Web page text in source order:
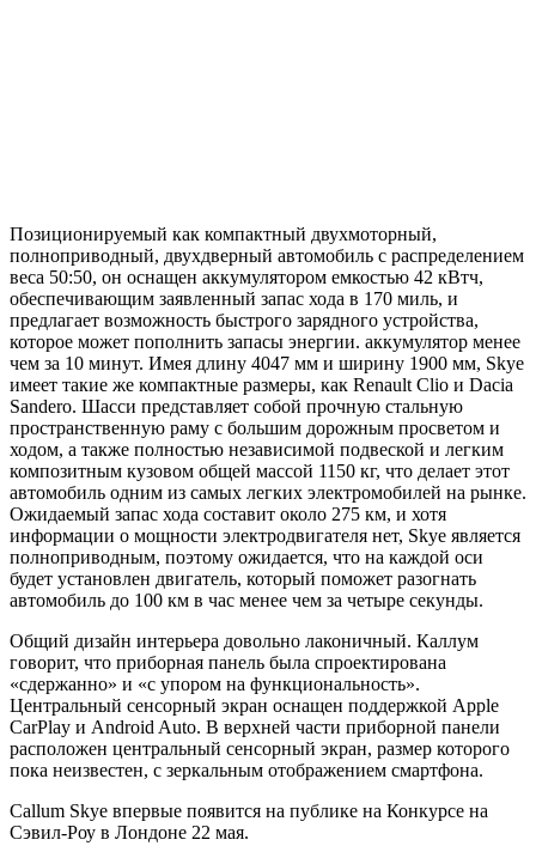
Позиционируемый как компактный двухмоторный,
полноприводный, двухдверный автомобиль с распределением
веса 50:50, он оснащен аккумулятором емкостью 42 кВтч,
обеспечивающим заявленный запас хода в 170 миль, и
предлагает возможность быстрого зарядного устройства,
которое может пополнить запасы энергии. аккумулятор менее
чем за 10 минут. Имея длину 4047 мм и ширину 1900 мм, Skye
имеет такие же компактные размеры, как Renault Clio и Dacia
Sandero. Шасси представляет собой прочную стальную
пространственную раму с большим дорожным просветом и
ходом, а также полностью независимой подвеской и легким
композитным кузовом общей массой 1150 кг, что делает этот
автомобиль одним из самых легких электромобилей на рынке.
Ожидаемый запас хода составит около 275 км, и хотя
информации о мощности электродвигателя нет, Skye является
полноприводным, поэтому ожидается, что на каждой оси
будет установлен двигатель, который поможет разогнать
автомобиль до 100 км в час менее чем за четыре секунды.
Общий дизайн интерьера довольно лаконичный. Каллум
говорит, что приборная панель была спроектирована
«сдержанно» и «с упором на функциональность».
Центральный сенсорный экран оснащен поддержкой Apple
CarPlay и Android Auto. В верхней части приборной панели
расположен центральный сенсорный экран, размер которого
пока неизвестен, с зеркальным отображением смартфона.
Callum Skye впервые появится на публике на Конкурсе на
Сэвил-Роу в Лондоне 22 мая.